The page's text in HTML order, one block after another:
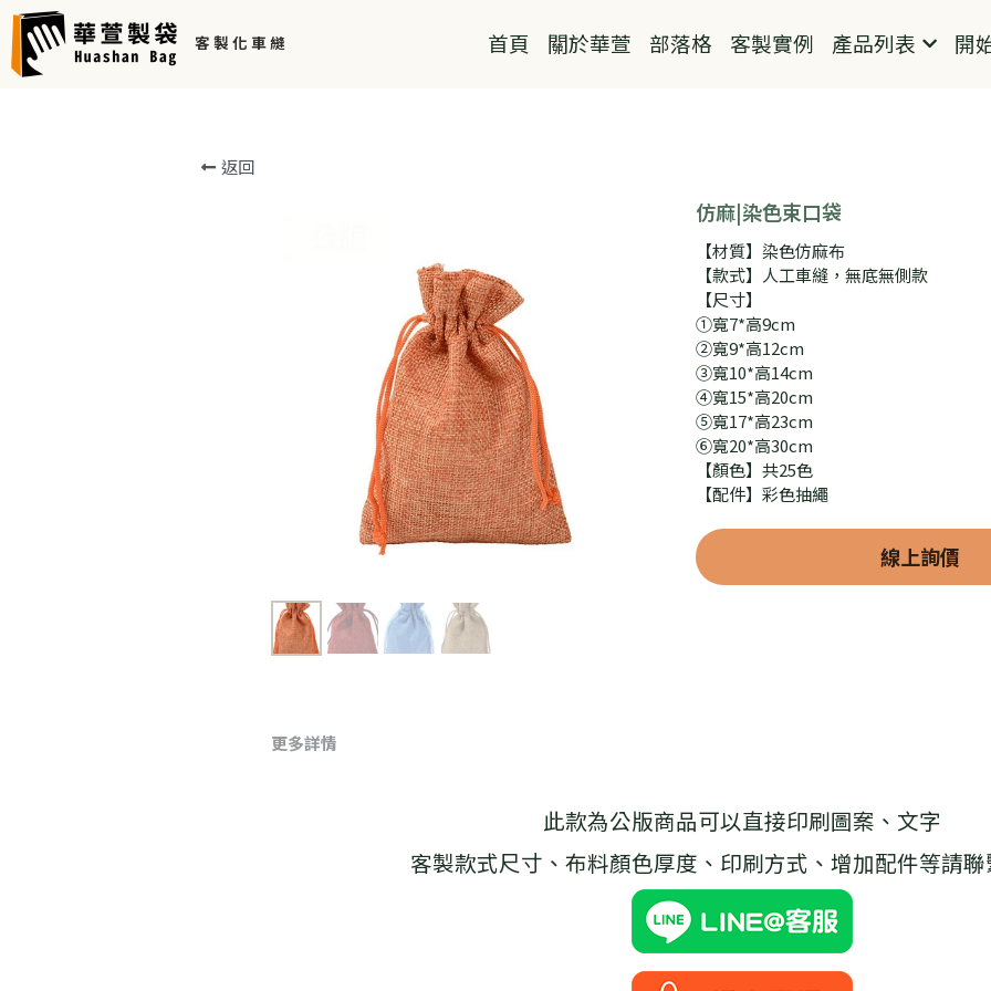
客 製 化 車 縫 首頁 關於華萱 部落格 客製實例 產品列表 開
返回
仿麻|染色束口袋
【材質】染色仿麻布
【款式】人工車縫，無底無側款
【尺寸】
①寬7*高9cm
②寬9*高12cm
③寬10*高14cm
④寬15*高20cm
⑤寬17*高23cm
⑥寬20*高30cm
【顏色】共25色
【配件】彩色抽繩
線上詢價
更多詳情
此款為公版商品可以直接印刷圖案、文字
客製款式尺寸、布料顏色厚度、印刷方式、增加配件等請